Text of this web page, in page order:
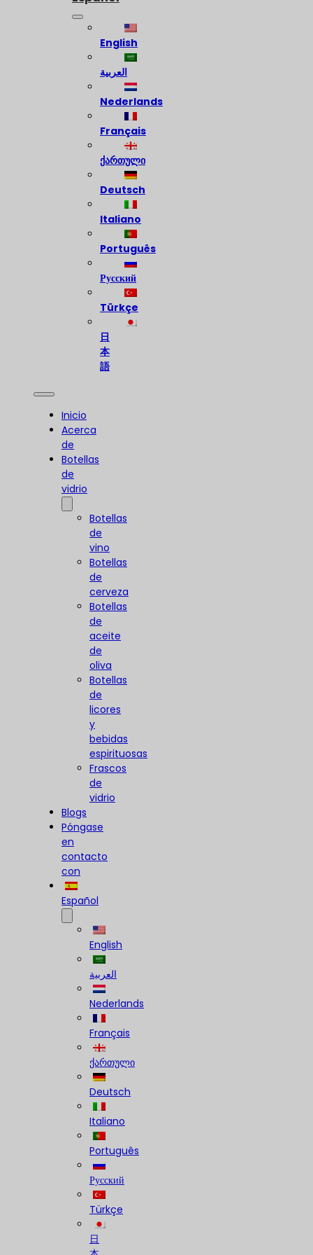
English
العربية
Nederlands
Français
ქართული
Deutsch
Italiano
Português
Русский
Türkçe
日
本
語
Inicio
Acerca
de
Botellas
de
vidrio
Botellas
de
vino
Botellas
de
cerveza
Botellas
de
aceite
de
oliva
Botellas
de
licores
y
bebidas
espirituosas
Frascos
de
vidrio
Blogs
Póngase
en
contacto
con
Español
English
العربية
Nederlands
Français
ქართული
Deutsch
Italiano
Português
Русский
Türkçe
日